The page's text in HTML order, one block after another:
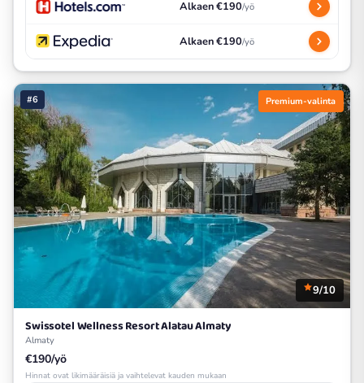
Alkaen €190/yö
Alkaen €190/yö
#6 Premium-valinta
9/10
Swissotel Wellness Resort Alatau Almaty
Almaty
€190/yö
Hinnat ovat likimääräisiä ja vaihtelevat kauden mukaan